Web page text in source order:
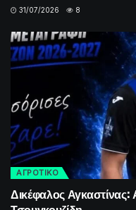
31/07/2026 8
ΑΓΡΟΤΙΚΟ
Δικέφαλος